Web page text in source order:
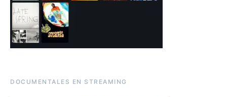
DOCUMENTALES EN STREAMING